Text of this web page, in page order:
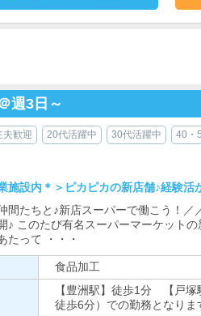
週3日～
夫歓迎 20代活躍中 30代活躍中 40・
施設内＊＞ピカピカの新店舗♪経験活
間たちと♪新店スーパーで働こう！
♪ このたび有名スーパーマーケット
たって ・・・
食品加工
【豊洲駅】徒歩1分 【戸
徒歩6分）での勤務となり